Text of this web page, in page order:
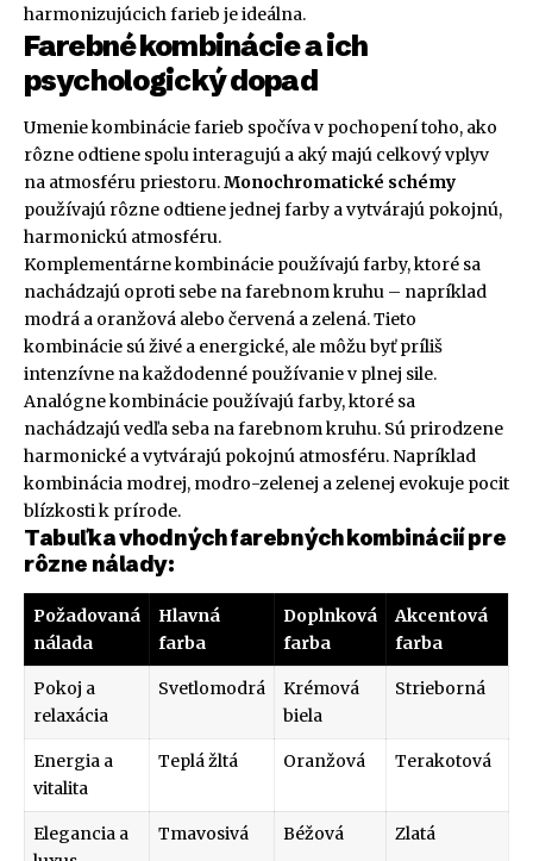
harmonizujúcich farieb je ideálna.
Farebné kombinácie a ich
psychologický dopad
Umenie kombinácie farieb spočíva v pochopení toho, ako
rôzne odtiene spolu interagujú a aký majú celkový vplyv
na atmosféru priestoru.Monochromatické schémy
používajú rôzne odtiene jednej farby a vytvárajú pokojnú,
harmonickú atmosféru.
Komplementárne kombinácie používajú farby, ktoré sa
nachádzajú oproti sebe na farebnom kruhu – napríklad
modrá a oranžová alebo červená a zelená. Tieto
kombinácie sú živé a energické, ale môžu byť príliš
intenzívne na každodenné používanie v plnej sile.
Analógne kombinácie používajú farby, ktoré sa
nachádzajú vedľa seba na farebnom kruhu. Sú prirodzene
harmonické a vytvárajú pokojnú atmosféru. Napríklad
kombinácia modrej, modro-zelenej a zelenej evokuje pocit
blízkosti k prírode.
Tabuľka vhodných farebných kombinácií pre
rôzne nálady:
Požadovaná
nálada
Hlavná
farba
Doplnková
farba
Akcentová
farba
Pokoj a
relaxácia
Svetlomodrá
Krémová
biela
Strieborná
Energia a
vitalita
Teplá žltá Oranžová Terakotová
Elegancia a
Tmavosivá Béžová Zlatá